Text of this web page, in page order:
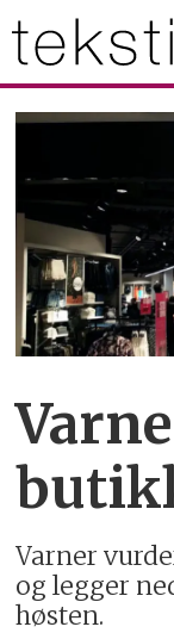
Varner
og legger
høsten.